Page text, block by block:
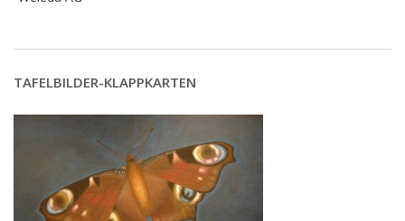
TAFELBILDER-KLAPPKARTEN